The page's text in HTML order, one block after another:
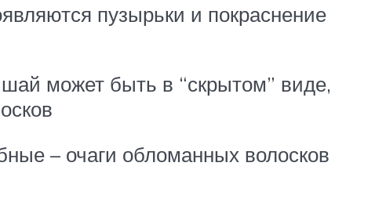
пузырьки и покраснение
может быть в “скрытом” виде,
– очаги обломанных волосков